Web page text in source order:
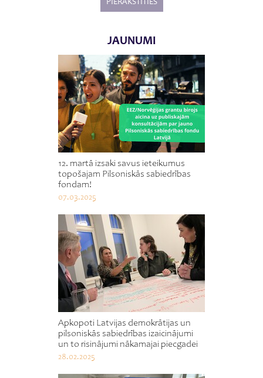
JAUNUMI
12. martā izsaki savus ieteikumus
topošajam Pilsoniskās sabiedrības
fondam!
07.03.2025
Apkopoti Latvijas demokrātijas un
pilsoniskās sabiedrības izaicinājumi
un to risinājumi nākamajai piecgadei
28.02.2025